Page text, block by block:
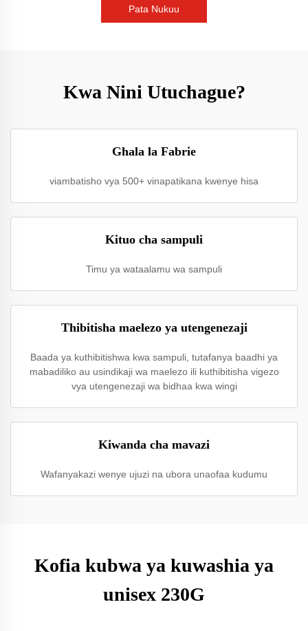
Pata Nukuu
Kwa Nini Utuchague?
Ghala la Fabrie
viambatisho vya 500+ vinapatikana kwenye hisa
Kituo cha sampuli
Timu ya wataalamu wa sampuli
Thibitisha maelezo ya utengenezaji
Baada ya kuthibitishwa kwa sampuli, tutafanya baadhi ya
mabadiliko au usindikaji wa maelezo ili kuthibitisha vigezo
vya utengenezaji wa bidhaa kwa wingi
Kiwanda cha mavazi
Wafanyakazi wenye ujuzi na ubora unaofaa kudumu
Kofia kubwa ya kuwashia ya
unisex 230G